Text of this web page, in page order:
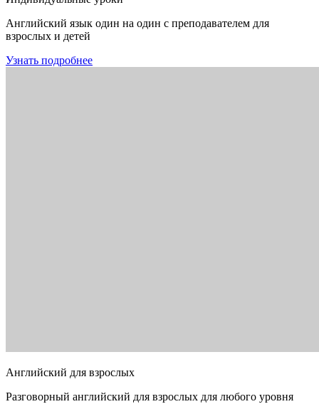
Английский язык один на один с преподавателем для
взрослых и детей
Узнать подробнее
Английский для взрослых
Разговорный английский для взрослых для любого уровня